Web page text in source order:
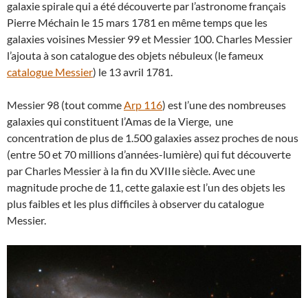
galaxie spirale qui a été découverte par l’astronome français
Pierre Méchain le 15 mars 1781 en même temps que les
galaxies voisines Messier 99 et Messier 100. Charles Messier
l’ajouta à son catalogue des objets nébuleux (le fameux
catalogue Messier) le 13 avril 1781.
Messier 98 (tout commeArp 116) est l’une des nombreuses
galaxies qui constituent l’Amas de la Vierge, une
concentration de plus de 1.500 galaxies assez proches de nous
(entre 50 et 70 millions d’années-lumière) qui fut découverte
par Charles Messier à la fin du XVIIIe siècle. Avec une
magnitude proche de 11, cette galaxie est l’un des objets les
plus faibles et les plus difficiles à observer du catalogue
Messier.